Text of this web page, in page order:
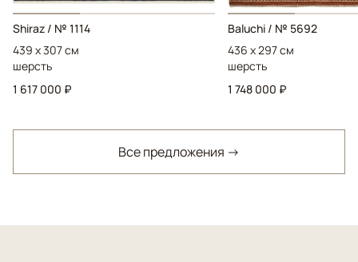
Shiraz / № 1114
439 x 307 см
шерсть
1 617 000 ₽
Baluchi / № 5692
436 x 297 см
шерсть
1 748 000 ₽
Все предложения →